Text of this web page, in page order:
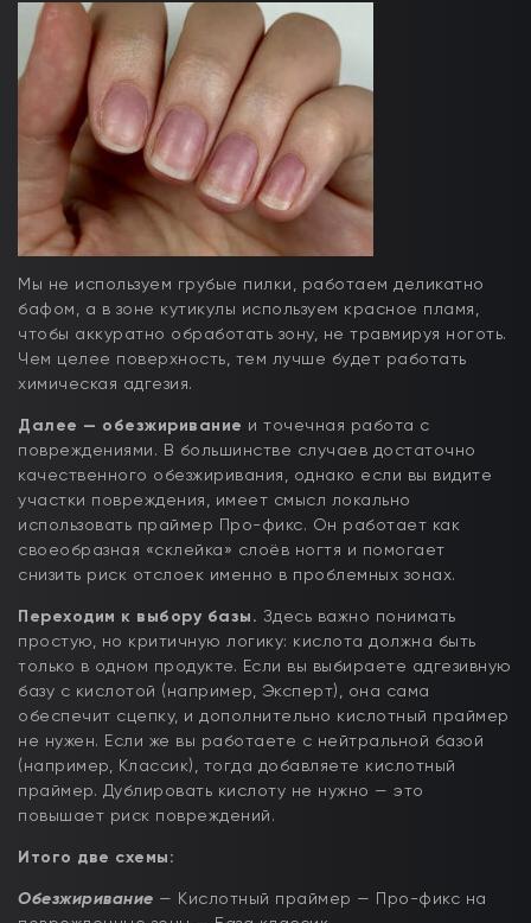
Мы не используем грубые пилки, работаем деликатно
бафом, а в зоне кутикулы используем красное пламя,
чтобы аккуратно обработать зону, не травмируя ноготь.
Чем целее поверхность, тем лучше будет работать
химическая адгезия.
Далее — обезжиривание и точечная работа с
повреждениями. В большинстве случаев достаточно
качественного обезжиривания, однако если вы видите
участки повреждения, имеет смысл локально
использовать праймер Про-фикс. Он работает как
своеобразная «склейка» слоёв ногтя и помогает
снизить риск отслоек именно в проблемных зонах.
Переходим к выбору базы. Здесь важно понимать
простую, но критичную логику: кислота должна быть
только в одном продукте. Если вы выбираете адгезивную
базу с кислотой (например, Эксперт), она сама
обеспечит сцепку, и дополнительно кислотный праймер
не нужен. Если же вы работаете с нейтральной базой
(например, Классик), тогда добавляете кислотный
праймер. Дублировать кислоту не нужно — это
повышает риск повреждений.
Итого две схемы:
Обезжиривание — Кислотный праймер — Про-фикс на